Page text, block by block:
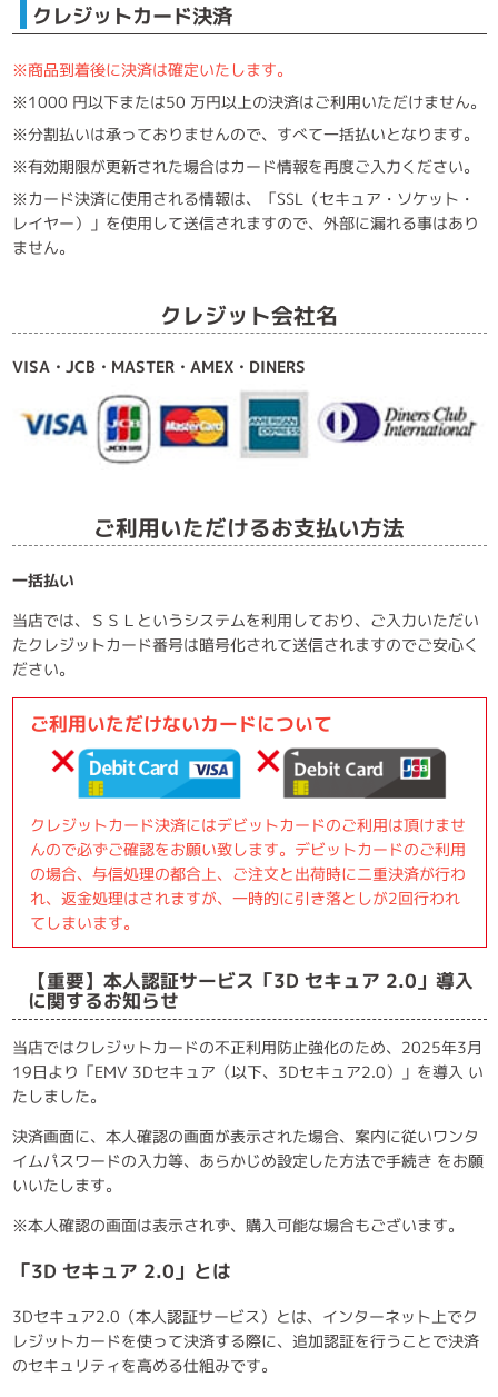
クレジットカード決済
※商品到着後に決済は確定いたします。
※1000 円以下または50 万円以上の決済はご利用いただけません。
※分割払いは承っておりませんので、すべて一括払いとなります。
※有効期限が更新された場合はカード情報を再度ご入力ください。
※カード決済に使用される情報は、「SSL（セキュア・ソケット・
レイヤー）」を使用して送信されますので、外部に漏れる事はあり
ません。
クレジット会社名
VISA・JCB・MASTER・AMEX・DINERS
ご利用いただけるお支払い方法
一括払い
当店では、ＳＳＬというシステムを利用しており、ご入力いただい
たクレジットカード番号は暗号化されて送信されますのでご安心く
ださい。
ご利用いただけないカードについて
クレジットカード決済にはデビットカードのご利用は頂けませ
んので必ずご確認をお願い致します。デビットカードのご利用
の場合、与信処理の都合上、ご注文と出荷時に二重決済が行わ
れ、返金処理はされますが、一時的に引き落としが2回行われ
てしまいます。
【重要】本人認証サービス「3D セキュア 2.0」導入
に関するお知らせ
当店ではクレジットカードの不正利用防止強化のため、2025年3月
19日より「EMV 3Dセキュア（以下、3Dセキュア2.0）」を導入 い
たしました。
決済画面に、本人確認の画面が表示された場合、案内に従いワンタ
イムパスワードの入力等、あらかじめ設定した方法で手続き をお願
いいたします。
※本人確認の画面は表示されず、購入可能な場合もございます。
「3D セキュア 2.0」とは
3Dセキュア2.0（本人認証サービス）とは、インターネット上でク
レジットカードを使って決済する際に、追加認証を行うことで決済
のセキュリティを高める仕組みです。